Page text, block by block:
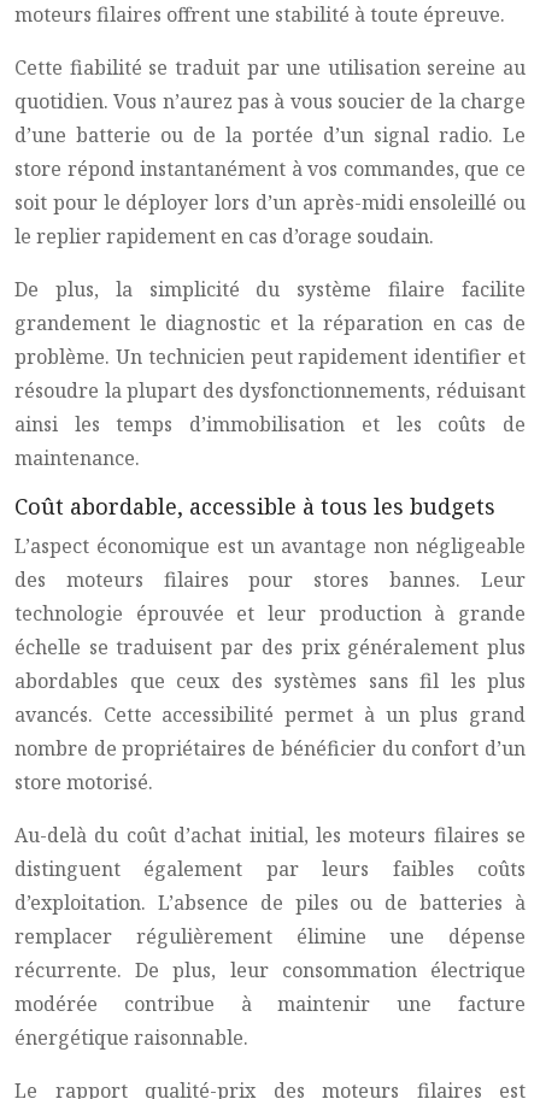
moteurs filaires offrent une stabilité à toute épreuve.
Cette fiabilité se traduit par une utilisation sereine au
quotidien. Vous n’aurez pas à vous soucier de la charge
d’une batterie ou de la portée d’un signal radio. Le
store répond instantanément à vos commandes, que ce
soit pour le déployer lors d’un après-midi ensoleillé ou
le replier rapidement en cas d’orage soudain.
De plus, la simplicité du système filaire facilite
grandement le diagnostic et la réparation en cas de
problème. Un technicien peut rapidement identifier et
résoudre la plupart des dysfonctionnements, réduisant
ainsi les temps d’immobilisation et les coûts de
maintenance.
Coût abordable, accessible à tous les budgets
L’aspect économique est un avantage non négligeable
des moteurs filaires pour stores bannes. Leur
technologie éprouvée et leur production à grande
échelle se traduisent par des prix généralement plus
abordables que ceux des systèmes sans fil les plus
avancés. Cette accessibilité permet à un plus grand
nombre de propriétaires de bénéficier du confort d’un
store motorisé.
Au-delà du coût d’achat initial, les moteurs filaires se
distinguent également par leurs faibles coûts
d’exploitation. L’absence de piles ou de batteries à
remplacer régulièrement élimine une dépense
récurrente. De plus, leur consommation électrique
modérée contribue à maintenir une facture
énergétique raisonnable.
Le rapport qualité-prix des moteurs filaires est